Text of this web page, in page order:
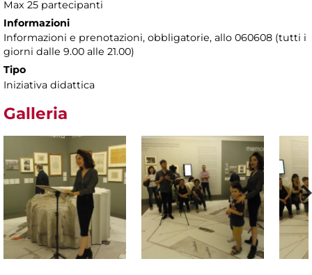
Max 25 partecipanti
Informazioni
Informazioni e prenotazioni, obbligatorie, allo 060608 (tutti i
giorni dalle 9.00 alle 21.00)
Tipo
Iniziativa didattica
Galleria